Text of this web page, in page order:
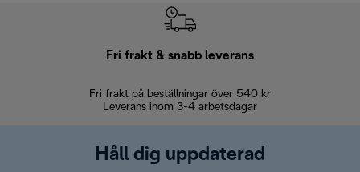
Fri frakt & snabb leverans
Fri frakt på beställningar över 540 kr
Leverans inom 3-4 arbetsdagar
Håll dig uppdaterad